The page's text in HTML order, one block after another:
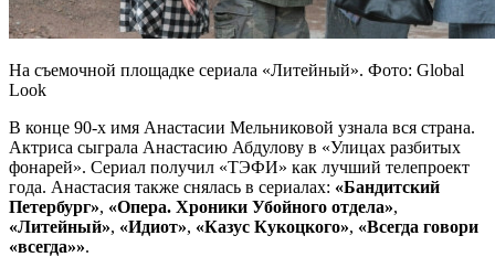
На съемочной площадке сериала «Литейный». Фото: Global
Look
В конце 90-х имя Анастасии Мельниковой узнала вся страна.
Актриса сыграла Анастасию Абдулову в «Улицах разбитых
фонарей». Сериал получил «ТЭФИ» как лучший телепроект
года. Анастасия также снялась в сериалах: «Бандитский
Петербург», «Опера. Хроники Убойного отдела»,
«Литейный», «Идиот», «Казус Кукоцкого», «Всегда говори
«всегда»».